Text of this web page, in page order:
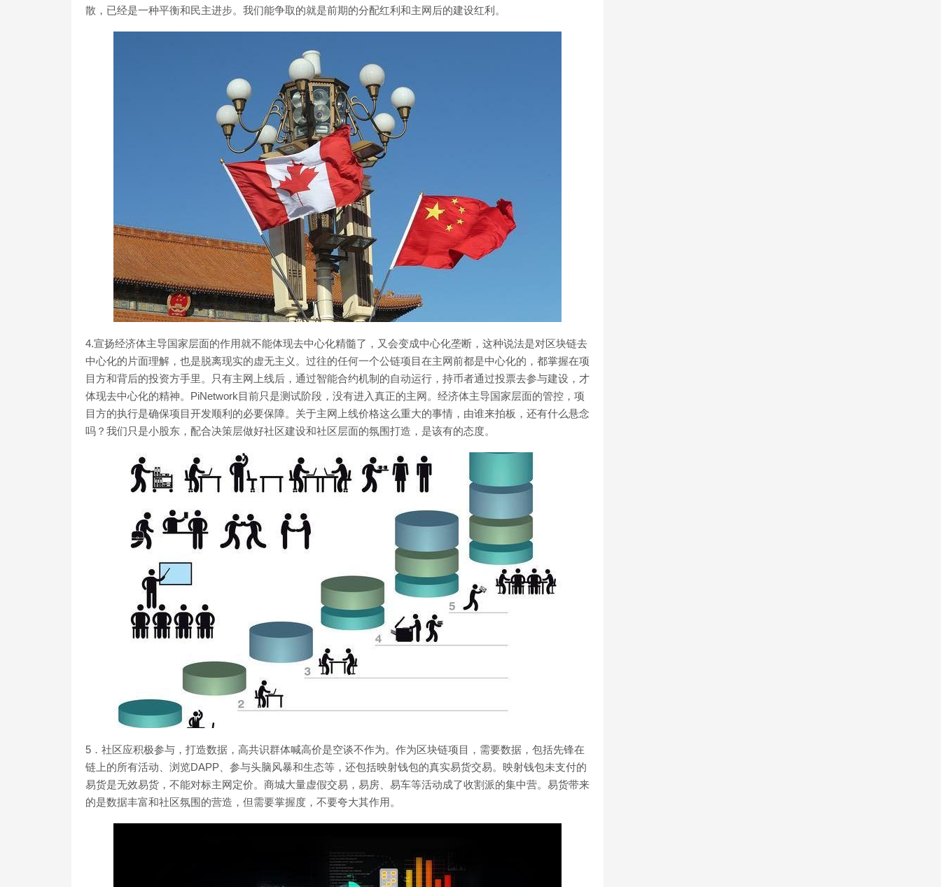
散，已经是一种平衡和民主进步。我们能争取的就是前期的分配红利和主网后的建设红利。
4.宣扬经济体主导国家层面的作用就不能体现去中心化精髓了，又会变成中心化垄断，这种说法是对区块链去
中心化的片面理解，也是脱离现实的虚无主义。过往的任何一个公链项目在主网前都是中心化的，都掌握在项
目方和背后的投资方手里。只有主网上线后，通过智能合约机制的自动运行，持币者通过投票去参与建设，才
体现去中心化的精神。PiNetwork目前只是测试阶段，没有进入真正的主网。经济体主导国家层面的管控，项
目方的执行是确保项目开发顺利的必要保障。关于主网上线价格这么重大的事情，由谁来拍板，还有什么悬念
吗？我们只是小股东，配合决策层做好社区建设和社区层面的氛围打造，是该有的态度。
5．社区应积极参与，打造数据，高共识群体喊高价是空谈不作为。作为区块链项目，需要数据，包括先锋在
链上的所有活动、浏览DAPP、参与头脑风暴和生态等，还包括映射钱包的真实易货交易。映射钱包未支付的
易货是无效易货，不能对标主网定价。商城大量虚假交易，易房、易车等活动成了收割派的集中营。易货带来
的是数据丰富和社区氛围的营造，但需要掌握度，不要夸大其作用。